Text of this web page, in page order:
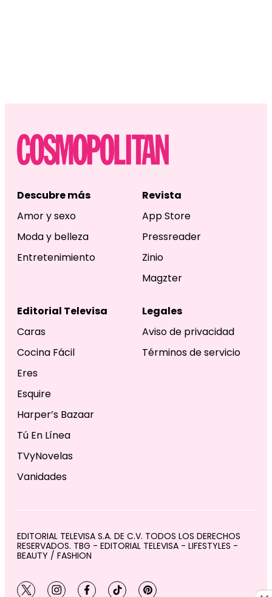
Descubre más
Amor y sexo
Moda y belleza
Entretenimiento
Revista
App Store
Pressreader
Zinio
Magzter
Editorial Televisa
Caras
Cocina Fácil
Eres
Esquire
Harper’s Bazaar
Tú En Línea
TVyNovelas
Vanidades
Legales
Aviso de privacidad
Términos de servicio
EDITORIAL TELEVISA S.A. DE C.V. TODOS LOS DERECHOS
RESERVADOS. TBG - EDITORIAL TELEVISA - LIFESTYLES -
BEAUTY / FASHION